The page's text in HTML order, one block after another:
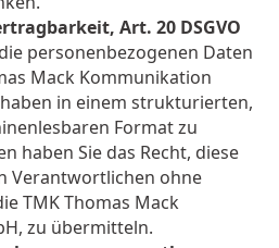
Art. 20 DSGVO
personenbezogenen Daten
Mack Kommunikation
in einem strukturierten,
Format zu
haben Sie das Recht, diese
Verantwortlichen ohne
TMK Thomas Mack
zu übermitteln.